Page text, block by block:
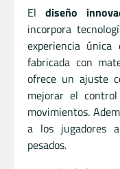
El diseño
incorpora
experiencia
fabricada con
ofrece un ajuste
mejorar el
movimientos.
a los jugadores
pesados.